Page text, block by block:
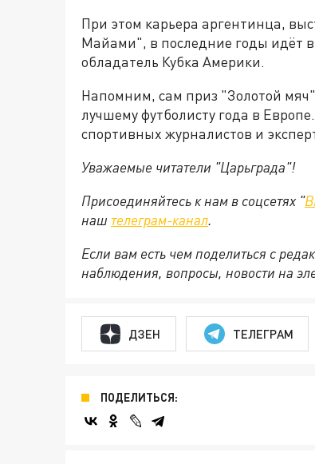
При этом карьера аргентинца,
Майами", в последние годы идёт
обладатель Кубка Америки.
Напомним, сам приз "Золотой
лучшему футболисту года в
спортивных журналистов и
Уважаемые читатели "Царьграда"!
Присоединяйтесь к нам в соцсетях "
наш телеграм-канал.
Если вам есть чем поделиться с
наблюдения, вопросы, новости на
ДЗЕН ТЕЛЕГРАМ
ПОДЕЛИТЬСЯ: